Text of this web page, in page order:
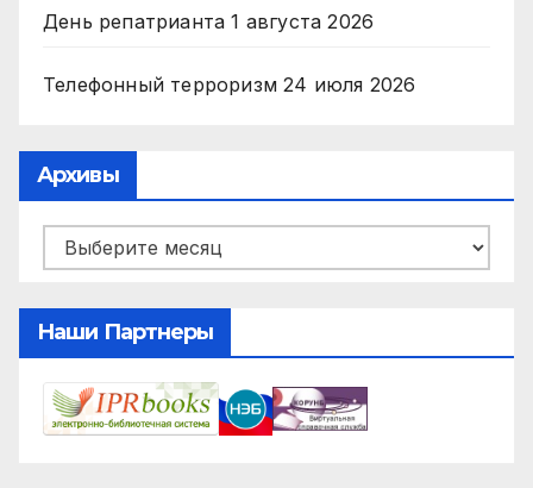
День репатрианта 1 августа 2026
Телефонный терроризм 24 июля 2026
Архивы
Архивы
Наши Партнеры